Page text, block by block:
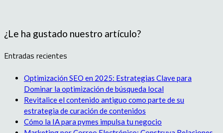
¿Le ha gustado nuestro artículo?
Entradas recientes
Optimización SEO en 2025: Estrategias Clave para
Dominar la optimización de búsqueda local
Revitalice el contenido antiguo como parte de su
estrategia de curación de contenidos
Cómo la IA para pymes impulsa tu negocio